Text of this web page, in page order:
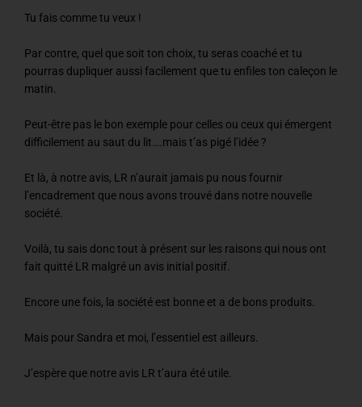
Tu fais comme tu veux !
Par contre, quel que soit ton choix, tu seras coaché et tu
pourras dupliquer aussi facilement que tu enfiles ton caleçon le
matin.
Peut-être pas le bon exemple pour celles ou ceux qui émergent
difficilement au saut du lit….mais t’as pigé l’idée ?
Et là, à notre avis, LR n’aurait jamais pu nous fournir
l’encadrement que nous avons trouvé dans notre nouvelle
société.
Voilà, tu sais donc tout à présent sur les raisons qui nous ont
fait quitté LR malgré un avis initial positif.
Encore une fois, la société est bonne et a de bons produits.
Mais pour Sandra et moi, l’essentiel est ailleurs.
J’espère que notre avis LR t’aura été utile.